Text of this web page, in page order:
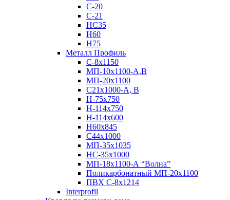
C-20
C-21
НС35
Н60
H75
Металл Профиль
С-8х1150
МП-10x1100-А,В
МП-20х1100
С21х1000-А, В
H-75х750
Н-114х750
Н-114х600
Н60х845
С44х1000
МП-35х1035
НС-35х1000
МП-18х1100-А “Волна”
Поликарбонатный МП-20х1100
ПВХ С-8х1214
Interprofil